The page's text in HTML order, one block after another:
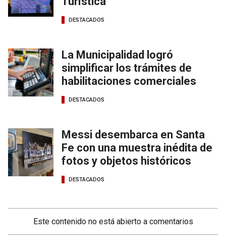
DESTACADOS
La Municipalidad logró
simplificar los trámites de
habilitaciones comerciales
DESTACADOS
Messi desembarca en Santa
Fe con una muestra inédita de
fotos y objetos históricos
DESTACADOS
Este contenido no está abierto a comentarios